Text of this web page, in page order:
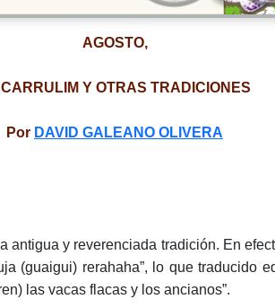
AGOSTO,
CARRULIM Y OTRAS TRADICIONES
Por DAVID GALEANO OLIVERA
antigua y reverenciada tradición. En
(guaigui) rerahaha”, lo que traducido
las vacas flacas y los ancianos”.